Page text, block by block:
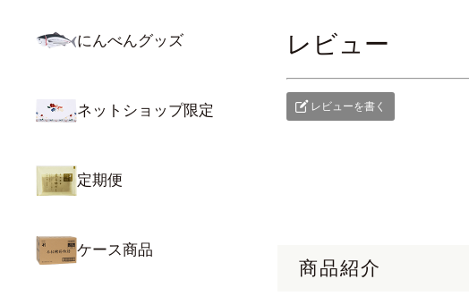
にんべんグッズ
ネットショップ限定
定期便
ケース商品
レビュー
レビューを書く
商品紹介